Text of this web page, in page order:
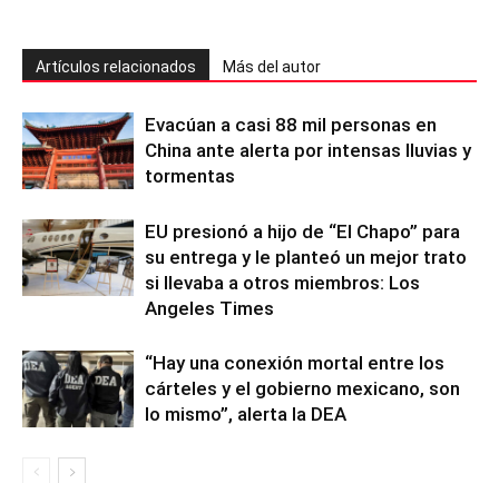
Artículos relacionados Más del autor
Evacúan a casi 88 mil personas en
China ante alerta por intensas lluvias y
tormentas
EU presionó a hijo de “El Chapo” para
su entrega y le planteó un mejor trato
si llevaba a otros miembros: Los
Angeles Times
“Hay una conexión mortal entre los
cárteles y el gobierno mexicano, son
lo mismo”, alerta la DEA